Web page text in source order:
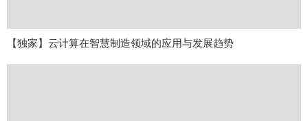
【独家】云计算在智慧制造领域的应用与发展趋势